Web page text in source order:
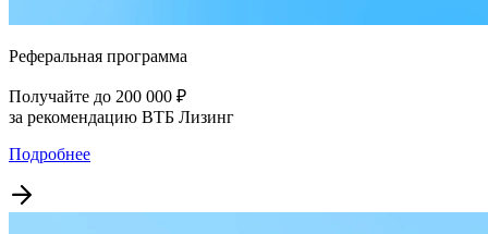
Реферальная программа
Получайте до 200 000 ₽
за рекомендацию ВТБ Лизинг
Подробнее